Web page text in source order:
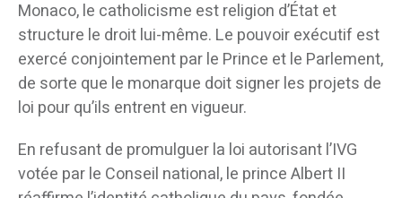
Monaco, le catholicisme est religion d’État et
structure le droit lui-même. Le pouvoir exécutif est
exercé conjointement par le Prince et le Parlement,
de sorte que le monarque doit signer les projets de
loi pour qu’ils entrent en vigueur.
En refusant de promulguer la loi autorisant l’IVG
votée par le Conseil national, le prince Albert II